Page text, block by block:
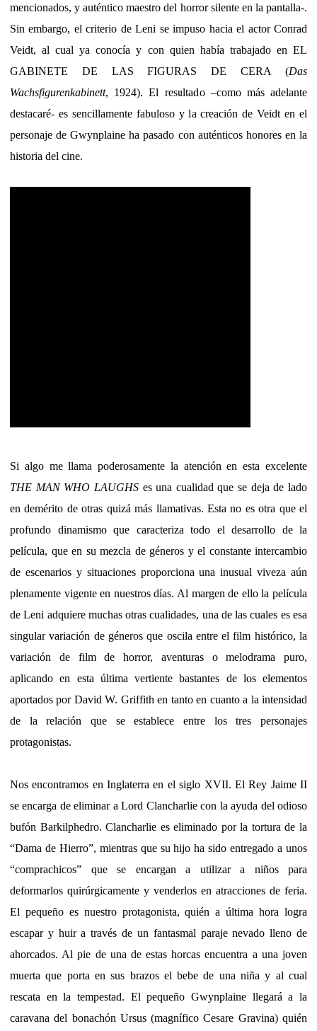
mencionados, y auténtico maestro del horror silente en la pantalla-.
Sin embargo, el criterio de Leni se impuso hacia el actor Conrad
Veidt, al cual ya conocía y con quien había trabajado en EL
GABINETE DE LAS FIGURAS DE CERA (Das
Wachsfigurenkabinett, 1924). El resultado –como más adelante
destacaré- es sencillamente fabuloso y la creación de Veidt en el
personaje de Gwynplaine ha pasado con auténticos honores en la
historia del cine.
Si algo me llama poderosamente la atención en esta excelente
THE MAN WHO LAUGHSes una cualidad que se deja de lado
en demérito de otras quizá más llamativas. Esta no es otra que el
profundo dinamismo que caracteriza todo el desarrollo de la
película, que en su mezcla de géneros y el constante intercambio
de escenarios y situaciones proporciona una inusual viveza aún
plenamente vigente en nuestros días. Al margen de ello la película
de Leni adquiere muchas otras cualidades, una de las cuales es esa
singular variación de géneros que oscila entre el film histórico, la
variación de film de horror, aventuras o melodrama puro,
aplicando en esta última vertiente bastantes de los elementos
aportados por David W. Griffith en tanto en cuanto a la intensidad
de la relación que se establece entre los tres personajes
protagonistas.
Nos encontramos en Inglaterra en el siglo XVII. El Rey Jaime II
se encarga de eliminar a Lord Clancharlie con la ayuda del odioso
bufón Barkilphedro. Clancharlie es eliminado por la tortura de la
“Dama de Hierro”, mientras que su hijo ha sido entregado a unos
“comprachicos” que se encargan a utilizar a niños para
deformarlos quirúrgicamente y venderlos en atracciones de feria.
El pequeño es nuestro protagonista, quién a última hora logra
escapar y huir a través de un fantasmal paraje nevado lleno de
ahorcados. Al pie de una de estas horcas encuentra a una joven
muerta que porta en sus brazos el bebe de una niña y al cual
rescata en la tempestad. El pequeño Gwynplaine llegará a la
caravana del bonachón Ursus (magnífico Cesare Gravina) quién